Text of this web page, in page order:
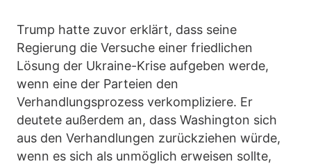
Trump hatte zuvor erklärt, dass seine
Regierung die Versuche einer friedlichen
Lösung der Ukraine-Krise aufgeben werde,
wenn eine der Parteien den
Verhandlungsprozess verkompliziere. Er
deutete außerdem an, dass Washington sich
aus den Verhandlungen zurückziehen würde,
wenn es sich als unmöglich erweisen sollte,